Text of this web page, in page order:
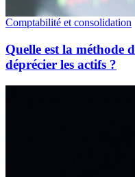
Comptabilité et consolidation
Quelle est la méthode
déprécier les actifs ?